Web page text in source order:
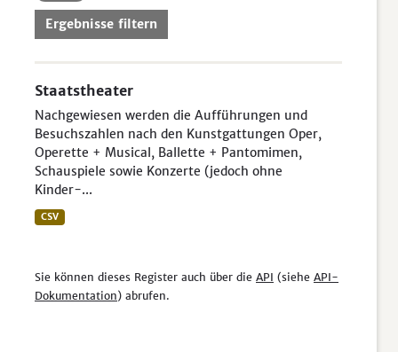
Ergebnisse filtern
Staatstheater
Nachgewiesen werden die Aufführungen und
Besuchszahlen nach den Kunstgattungen Oper,
Operette + Musical, Ballette + Pantomimen,
Schauspiele sowie Konzerte (jedoch ohne
Kinder-...
CSV
Sie können dieses Register auch über die API (siehe API-
Dokumentation) abrufen.